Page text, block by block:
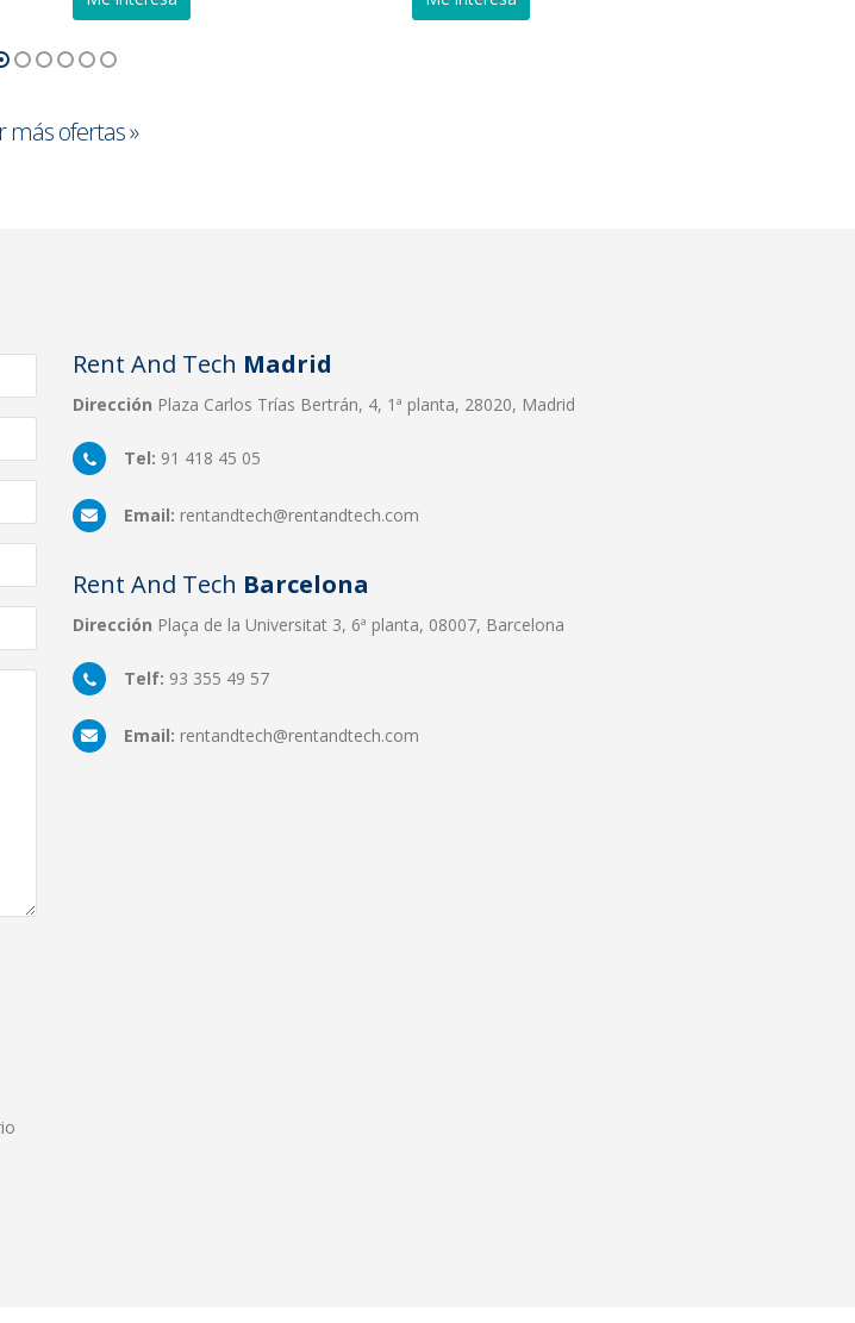
más ofertas »
Rent And Tech Madrid
Dirección Plaza Carlos Trías Bertrán, 4, 1ª planta, 28020, Madrid
Tel: 91 418 45 05
Email: rentandtech@rentandtech.com
Rent And Tech Barcelona
Dirección Plaça de la Universitat 3, 6ª planta, 08007, Barcelona
Telf: 93 355 49 57
Email: rentandtech@rentandtech.com